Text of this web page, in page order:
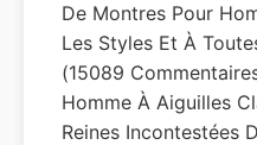
De Montres Pour
Les Styles Et À
(15089
Homme À Aiguilles
Reines Incontestées